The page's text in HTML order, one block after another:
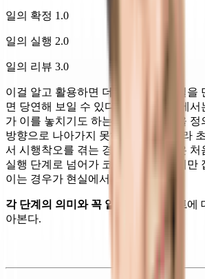
일의 확정 1.0
일의 실행 2.0
일의 리뷰 3.0
이걸 알고 활용하면 더 완성도 있게 일을
면 당연해 보일 수 있다. 그런데 현실에
가 이를 놓치기도 하는데, 일의 시작을 정
방향으로 나아가지 못하는 것뿐 아니라
서 시행착오를 겪는 경우가 많다. 혹은 처
실행 단계로 넘어가 코 앞에 놓인 일에만
이는 경우가 현실에서 많이 벌어진다.
각 단계의 의미와 꼭 알아야 할 포인트에
아본다.